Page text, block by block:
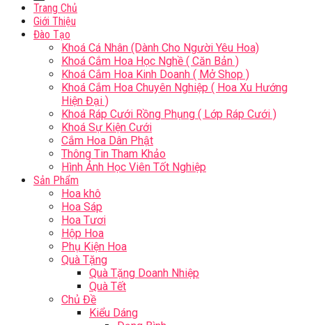
Trang Chủ
Giới Thiệu
Đào Tạo
Khoá Cá Nhân (Dành Cho Người Yêu Hoa)
Khoá Cắm Hoa Học Nghề ( Căn Bản )
Khoá Cắm Hoa Kinh Doanh ( Mở Shop )
Khoá Cắm Hoa Chuyên Nghiệp ( Hoa Xu Hướng
Hiện Đại )
Khoá Ráp Cưới Rồng Phụng ( Lớp Ráp Cưới )
Khoá Sự Kiện Cưới
Cắm Hoa Dân Phật
Thông Tin Tham Khảo
Hình Ảnh Học Viên Tốt Nghiệp
Sản Phẩm
Hoa khô
Hoa Sáp
Hoa Tươi
Hộp Hoa
Phụ Kiện Hoa
Quà Tặng
Quà Tặng Doanh Nhiệp
Quà Tết
Chủ Đề
Kiểu Dáng